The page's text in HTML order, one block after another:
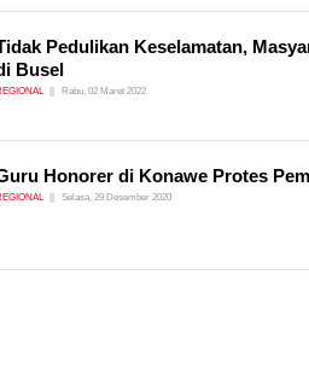
Pedulikan Keselamatan,
Busel
Rabu, 02 Maret 2022
Honorer di Konawe Protes
Selasa, 29 Desember 2020